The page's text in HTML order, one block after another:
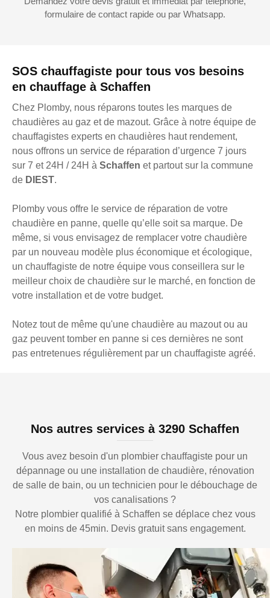
SOS chauffagiste pour tous vos besoins
en chauffage à Schaffen
Chez Plomby, nous réparons toutes les marques de
chaudières au gaz et de mazout. Grâce à notre équipe de
chauffagistes experts en chaudières haut rendement,
nous offrons un service de réparation d’urgence 7 jours
sur 7 et 24H / 24H à Schaffen et partout sur la commune
de DIEST.
Plomby vous offre le service de réparation de votre
chaudière en panne, quelle qu’elle soit sa marque. De
même, si vous envisagez de remplacer votre chaudière
par un nouveau modèle plus économique et écologique,
un chauffagiste de notre équipe vous conseillera sur le
meilleur choix de chaudière sur le marché, en fonction de
votre installation et de votre budget.
Notez tout de même qu'une chaudière au mazout ou au
gaz peuvent tomber en panne si ces dernières ne sont
pas entretenues régulièrement par un chauffagiste agréé.
formulaire de contact rapide ou par Whatsapp.
Nos autres services à 3290 Schaffen
Vous avez besoin d'un plombier chauffagiste pour un
dépannage ou une installation de chaudière, rénovation
de salle de bain, ou un technicien pour le débouchage de
vos canalisations ?
Notre plombier qualifié à Schaffen se déplace chez vous
en moins de 45min. Devis gratuit sans engagement.